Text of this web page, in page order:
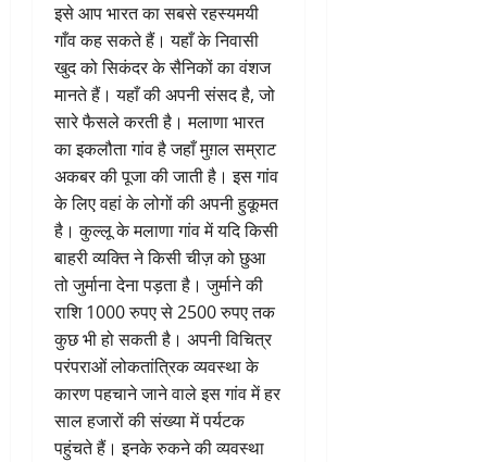
इसे आप भारत का सबसे रहस्यमयी
गाँव कह सकते हैं। यहाँ के निवासी
खुद को सिकंदर के सैनिकों का वंशज
मानते हैं। यहाँ की अपनी संसद है, जो
सारे फैसले करती है। मलाणा भारत
का इकलौता गांव है जहाँ मुग़ल सम्राट
अकबर की पूजा की जाती है। इस गांव
के लिए वहां के लोगों की अपनी हुकूमत
है। कुल्लू के मलाणा गांव में यदि किसी
बाहरी व्यक्ति ने किसी चीज़ को छुआ
तो जुर्माना देना पड़ता है। जुर्माने की
राशि 1000 रुपए से 2500 रुपए तक
कुछ भी हो सकती है। अपनी विचित्र
परंपराओं लोकतांत्रिक व्यवस्था के
कारण पहचाने जाने वाले इस गांव में हर
साल हजारों की संख्या में पर्यटक
पहुंचते हैं। इनके रुकने की व्यवस्था